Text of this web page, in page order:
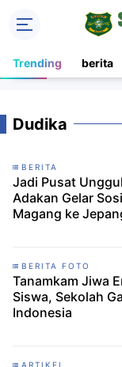
Trending berita
Dudika
BERITA
Jadi Pusat
Adakan Gelar Sosialisasi Program
Magang ke
BERITA FOTO
Tanamkam Jiwa
Siswa, Sekolah
Indonesia
ARTIKEL